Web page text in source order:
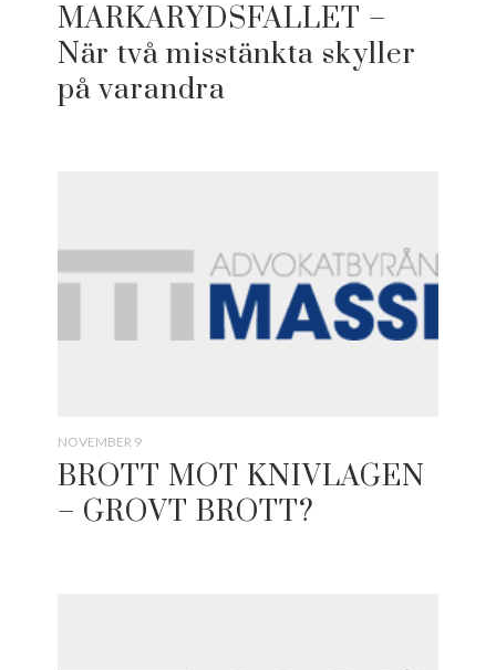
MARKARYDSFALLET –
När två misstänkta skyller
på varandra
NOVEMBER 9
BROTT MOT KNIVLAGEN
– GROVT BROTT?